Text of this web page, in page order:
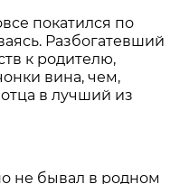
покатился по
Разбогатевший
к родителю,
вина, чем,
в лучший из
не бывал в родном